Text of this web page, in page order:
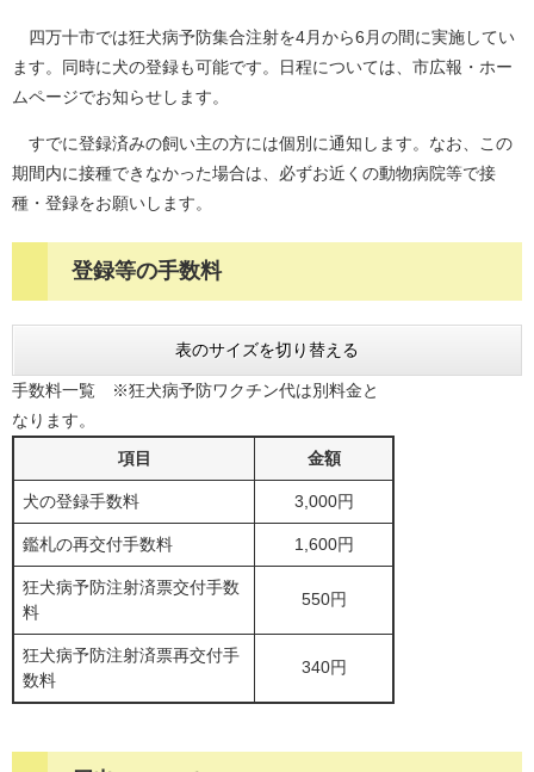
四万十市では狂犬病予防集合注射を4月から6月の間に実施してい
ます。同時に犬の登録も可能です。日程については、市広報・ホー
ムページでお知らせします。
すでに登録済みの飼い主の方には個別に通知します。なお、この
期間内に接種できなかった場合は、必ずお近くの動物病院等で接
種・登録をお願いします。
登録等の手数料
表のサイズを切り替える
手数料一覧 ※狂犬病予防ワクチン代は別料金と
なります。
項目
金額
犬の登録手数料 3,000円
鑑札の再交付手数料 1,600円
狂犬病予防注射済票交付手数
料
550円
狂犬病予防注射済票再交付手
数料
340円